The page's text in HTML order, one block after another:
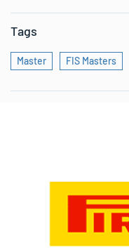
Tags
Master FIS Masters